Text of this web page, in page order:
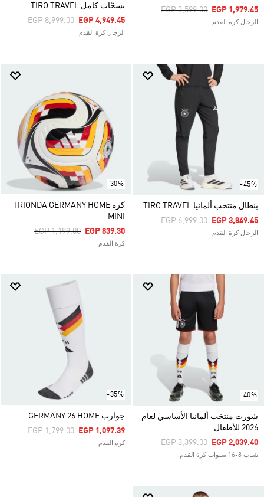
Price Reduced From
EGP 3,599.00ToEGP 1,979.45
الرجال كرة القدم
بسحّاب كامل TIRO TRAVEL
Price Reduced From
EGP 8,999.00ToEGP 4,949.45
الرجال كرة القدم
-45%
بنطال منتخب ألمانيا TIRO TRAVEL
Price Reduced From
EGP 6,999.00ToEGP 3,849.45
الرجال كرة القدم
-30%
كرة TRIONDA GERMANY HOME
MINI
Price Reduced From
EGP 1,199.00ToEGP 839.30
كرة القدم
-40%
شورت منتخب ألمانيا الأساسي لعام
2026 للأطفال
Price Reduced From
EGP 3,399.00ToEGP 2,039.40
شباب 8-16 سنوات كرة القدم
-35%
جوارب GERMANY 26 HOME
Price Reduced From
EGP 1,799.00ToEGP 1,097.39
كرة القدم